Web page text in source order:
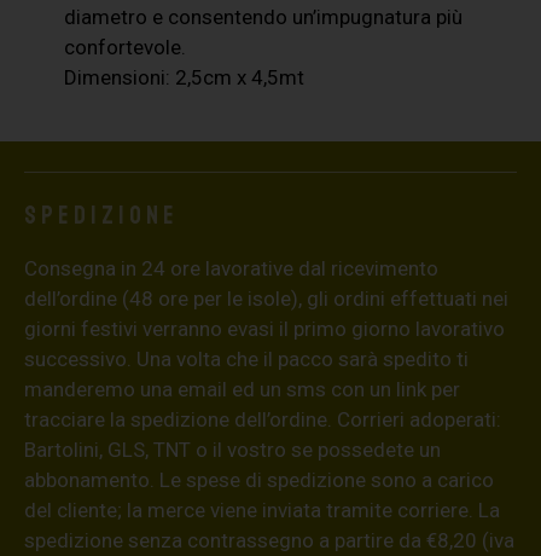
diametro e consentendo un’impugnatura più
confortevole.
Dimensioni: 2,5cm x 4,5mt
Spedizione
Consegna in 24 ore lavorative dal ricevimento
dell’ordine (48 ore per le isole), gli ordini effettuati nei
giorni festivi verranno evasi il primo giorno lavorativo
successivo. Una volta che il pacco sarà spedito ti
manderemo una email ed un sms con un link per
tracciare la spedizione dell’ordine. Corrieri adoperati:
Bartolini, GLS, TNT o il vostro se possedete un
abbonamento. Le spese di spedizione sono a carico
del cliente; la merce viene inviata tramite corriere. La
spedizione senza contrassegno a partire da €8,20 (iva